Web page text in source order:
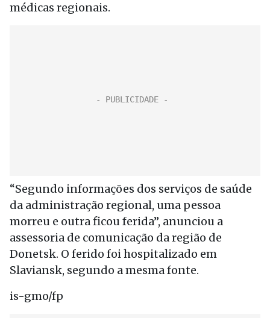
médicas regionais.
“Segundo informações dos serviços de saúde
da administração regional, uma pessoa
morreu e outra ficou ferida”, anunciou a
assessoria de comunicação da região de
Donetsk. O ferido foi hospitalizado em
Slaviansk, segundo a mesma fonte.
is-gmo/fp